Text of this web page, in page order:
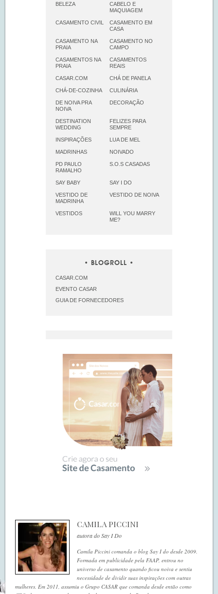
BELEZA
CABELO E
MAQUIAGEM
CASAMENTO CIVIL
CASAMENTO EM
CASA
CASAMENTO NA
PRAIA
CASAMENTO NO
CAMPO
CASAMENTOS NA
PRAIA
CASAMENTOS
REAIS
CASAR.COM CHÁ DE PANELA
CHÁ-DE-COZINHA CULINÁRIA
DE NOIVA PRA
NOIVA
DECORAÇÃO
DESTINATION
WEDDING
FELIZES PARA
SEMPRE
INSPIRAÇÕES LUA DE MEL
MADRINHAS NOIVADO
PD PAULO
RAMALHO
S.O.S CASADAS
SAY BABY SAY I DO
VESTIDO DE
MADRINHA
VESTIDO DE NOIVA
VESTIDOS
WILL YOU MARRY
ME?
BLOGROLL
CASAR.COM
EVENTO CASAR
GUIA DE FORNECEDORES
CAMILA PICCINI
autora do Say I Do
Camila Piccini comanda o blog Say I do desde 2009.
Formada em publicidade pela FAAP, entrou no
universo de casamento quando ficou noiva e sentiu
necessidade de dividir suas inspirações com outras
mulheres. Em 2011, assumiu o Grupo CASAR que comanda desde então como